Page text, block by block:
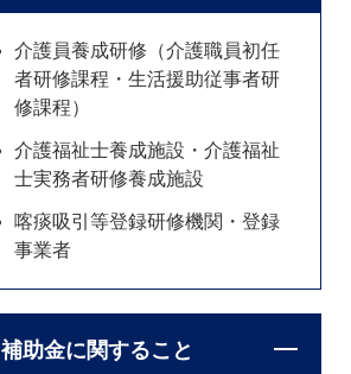
介護員養成研修（介護職員初任
者研修課程・生活援助従事者研
修課程）
介護福祉士養成施設・介護福祉
士実務者研修養成施設
喀痰吸引等登録研修機関・登録
事業者
補助金に関すること